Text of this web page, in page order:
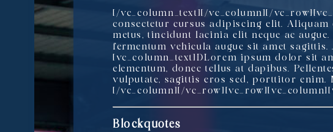
[/vc_column_text][/vc_column][/
consectetur cursus adipiscing elit. Aliquam
metus, tincidunt lacinia elit neque ac
fermentum vehicula augue sit amet
[vc_column_text] DLorem ipsum dolor sit
elementum, donec tellus at dapibus.
vulputate, sagittis eros sed, porttitor enim.
[/vc_column][/
Blockquotes